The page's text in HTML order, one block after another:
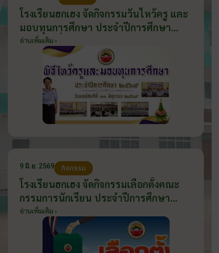
โรงเรียนฮกเฮง จัดกิจกรรมวันไหว้ครู และ
มอบทุนการศึกษา ประจำปีการศึกษา
2569 วันที่ 11 มิถุนายน 2569
อ่านเพิ่มเติม ›
9 มิ.ย. 2569 กิจกรรม
โรงเรียนฮกเฮง จัดกิจกรรมเลือกตั้งคณะ
กรรมการนักเรียน ประจำปีการศึกษา
2569 ส่งเสริมประชาธิปไตยในโรงเรียน
วันที่ 9 มิถุนายน 2569
อ่านเพิ่มเติม ›